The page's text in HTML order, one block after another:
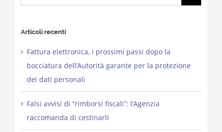
for:
Articoli recenti
Fattura elettronica, i prossimi passi dopo la
bocciatura dell’Autorità garante per la protezione
dei dati personali
Falsi avvisi di “rimborsi fiscali”: l’Agenzia
raccomanda di cestinarli